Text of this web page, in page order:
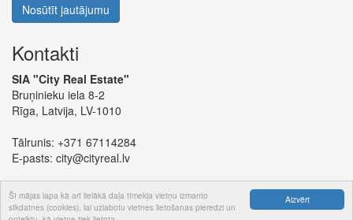
Aizvērt
Šī mājas lapa kā arī lielākā daļa tīmekļa vietņu izmanto
sīkdatnes (cookies), lai uzlabotu vietnes lietošanas pieredzi un
Nosūtīt jautājumu
Kontakti
SIA "City Real Estate"
Bruņinieku iela 8-2
Rīga, Latvija, LV-1010
Tālrunis: +371 67114284
E-pasts: city@cityreal.lv